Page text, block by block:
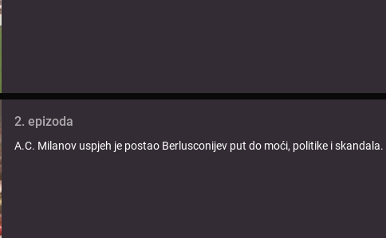
2. epizoda
A.C. Milanov uspjeh je postao Berlusconijev put do moći, politike i skandala.